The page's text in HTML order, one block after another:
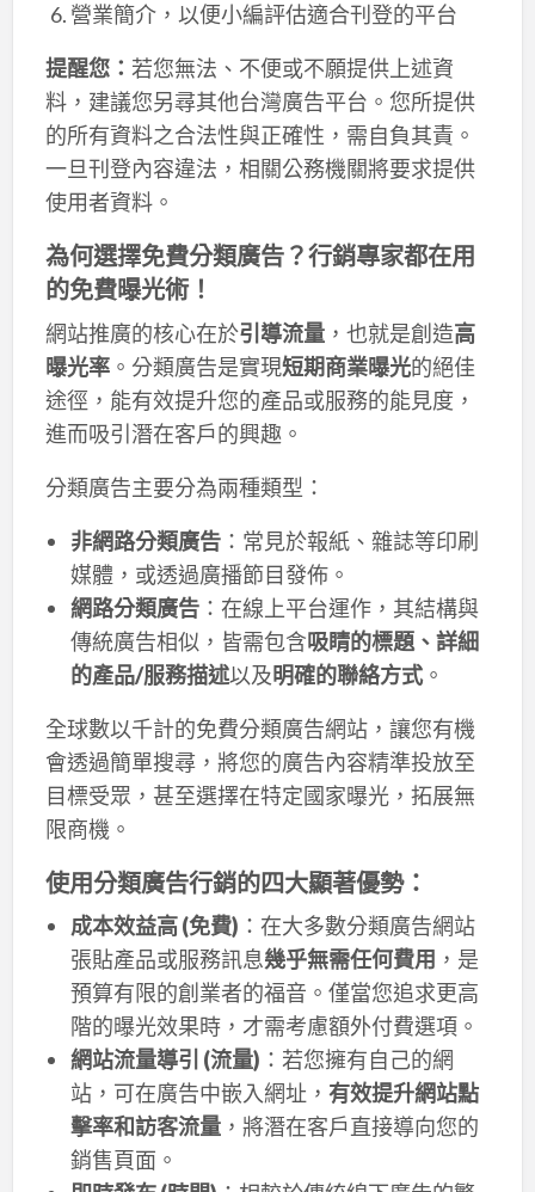
營業簡介，以便小編評估適合刊登的平台
提醒您： 若您無法、不便或不願提供上述資
料，建議您另尋其他台灣廣告平台。您所提供
的所有資料之合法性與正確性，需自負其責。
一旦刊登內容違法，相關公務機關將要求提供
使用者資料。
為何選擇免費分類廣告？行銷專家都在用
的免費曝光術！
網站推廣的核心在於引導流量，也就是創造高
曝光率。分類廣告是實現短期商業曝光的絕佳
途徑，能有效提升您的產品或服務的能見度，
進而吸引潛在客戶的興趣。
分類廣告主要分為兩種類型：
非網路分類廣告：常見於報紙、雜誌等印刷
媒體，或透過廣播節目發佈。
網路分類廣告：在線上平台運作，其結構與
傳統廣告相似，皆需包含吸睛的標題、詳細
的產品/服務描述以及明確的聯絡方式。
全球數以千計的免費分類廣告網站，讓您有機
會透過簡單搜尋，將您的廣告內容精準投放至
目標受眾，甚至選擇在特定國家曝光，拓展無
限商機。
使用分類廣告行銷的四大顯著優勢：
成本效益高 (免費) ：在大多數分類廣告網站
張貼產品或服務訊息幾乎無需任何費用 ，是
預算有限的創業者的福音。僅當您追求更高
階的曝光效果時，才需考慮額外付費選項。
網站流量導引 (流量) ：若您擁有自己的網
站，可在廣告中嵌入網址， 有效提升網站點
擊率和訪客流量，將潛在客戶直接導向您的
銷售頁面。